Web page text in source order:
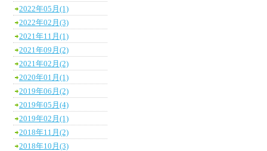
2022年05月(1)
2022年02月(3)
2021年11月(1)
2021年09月(2)
2021年02月(2)
2020年01月(1)
2019年06月(2)
2019年05月(4)
2019年02月(1)
2018年11月(2)
2018年10月(3)